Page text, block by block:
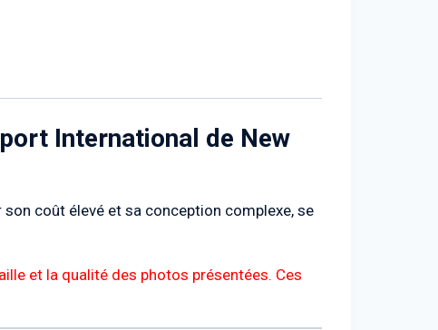
International de New
coût élevé et sa conception complexe, se
et la qualité des photos présentées. Ces